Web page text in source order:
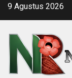
Skip9 Agustus 2026